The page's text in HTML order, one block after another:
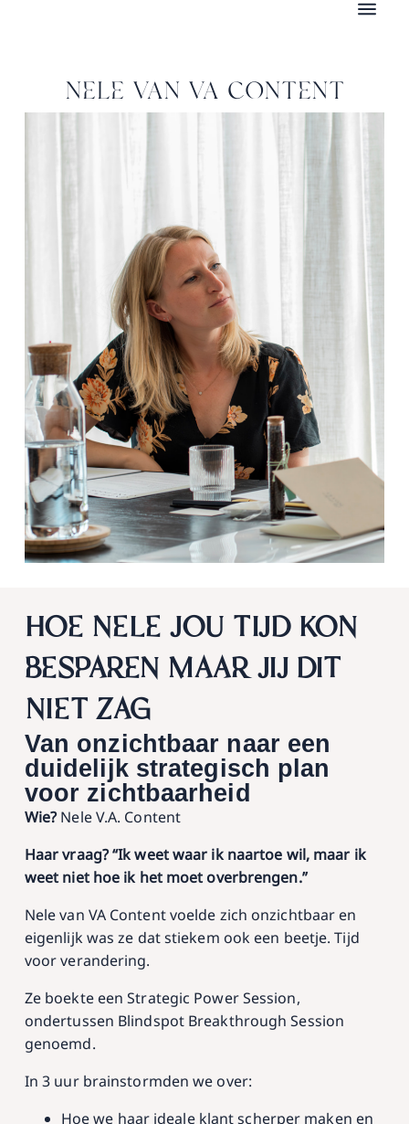
NELE VAN VA CONTENT
HOE NELE JOU TIJD KON
BESPAREN MAAR JIJ DIT
NIET ZAG
Van onzichtbaar naar een
duidelijk strategisch plan
voor zichtbaarheid
Wie?Nele V.A. Content
Haar vraag?“Ik weet waar ik naartoe wil, maar ik
weet niet hoe ik het moet overbrengen.”
Nele van VA Content voelde zich onzichtbaar en
eigenlijk was ze dat stiekem ook een beetje. Tijd
voor verandering.
Ze boekte een Strategic Power Session,
ondertussen Blindspot Breakthrough Session
genoemd.
In 3 uur brainstormden we over:
Hoe we haar ideale klant scherper maken en